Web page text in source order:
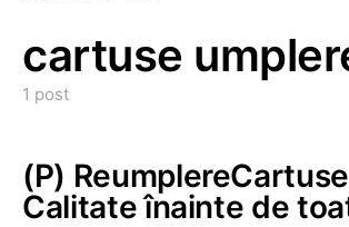
cartuse
1 post
(P)
Calitate înainte de